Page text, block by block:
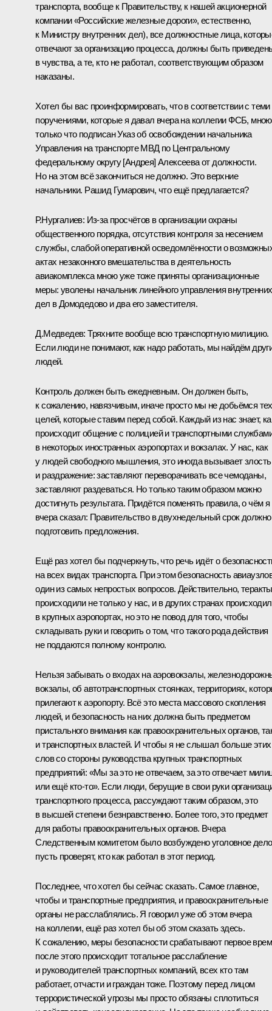
транспорта, вообще к Правительству, к нашей акционерной
компании «Российские железные дороги», естественно,
к Министру внутренних дел), все должностные лица,
отвечают за организацию процесса, должны быть
в чувства, а те, кто не работал, соответствующим образом
наказаны.
Хотел бы вас проинформировать, что в соответствии с теми
поручениями, которые я давал вчера на коллегии ФСБ, мною
только что подписан Указ об освобождении начальника
Управления на транспорте МВД по Центральному
федеральному округу [Андрея] Алексеева от должности.
Но на этом всё закончиться не должно. Это верхние
начальники. Рашид Гумарович, что ещё предлагается?
Р.Нургалиев: Из‑за просчётов в организации охраны
общественного порядка, отсутствия контроля за несением
службы, слабой оперативной осведомлённости о
актах незаконного вмешательства в деятельность
авиакомплекса мною уже тоже приняты организационные
меры: уволены начальник линейного управления внутренних
дел в Домодедово и два его заместителя.
Д.Медведев: Тряхните вообще всю транспортную милицию.
Если люди не понимают, как надо работать, мы найдём
людей.
Контроль должен быть ежедневным. Он должен быть,
к сожалению, навязчивым, иначе просто мы не добьёмся тех
целей, которые ставим перед собой. Каждый из нас знает,
происходит общение с полицией и транспортными
в некоторых иностранных аэропортах и вокзалах. У нас, как
у людей свободного мышления, это иногда вызывает злость
и раздражение: заставляют переворачивать все чемоданы,
заставляют раздеваться. Но только таким образом можно
достигнуть результата. Придётся поменять правила, о чём я
вчера сказал: Правительство в двухнедельный срок должно
подготовить предложения.
Ещё раз хотел бы подчеркнуть, что речь идёт о
на всех видах транспорта. При этом безопасность
один из самых непростых вопросов. Действительно, теракты
происходили не только у нас, и в других странах
в крупных аэропортах, но это не повод для того, чтобы
складывать руки и говорить о том, что такого рода действия
не поддаются полному контролю.
Нельзя забывать о входах на аэровокзалы,
вокзалы, об автотранспортных стоянках, территориях,
прилегают к аэропорту. Всё это места массового скопления
людей, и безопасность на них должна быть предметом
пристального внимания как правоохранительных органов,
и транспортных властей. И чтобы я не слышал больше этих
слов со стороны руководства крупных транспортных
предприятий: «Мы за это не отвечаем, за это отвечает
или ещё кто‑то». Если люди, берущие в свои руки
транспортного процесса, рассуждают таким образом, это
в высшей степени безнравственно. Более того, это предмет
для работы правоохранительных органов. Вчера
Следственным комитетом было возбуждено уголовное
пусть проверят, кто как работал в этот период.
Последнее, что хотел бы сейчас сказать. Самое главное,
чтобы и транспортные предприятия, и правоохранительные
органы не расслаблялись. Я говорил уже об этом вчера
на коллегии, ещё раз хотел бы об этом сказать здесь.
К сожалению, меры безопасности срабатывают первое
после этого происходит тотальное расслабление
и руководителей транспортных компаний, всех кто там
работает, отчасти и граждан тоже. Поэтому перед лицом
террористической угрозы мы просто обязаны сплотиться